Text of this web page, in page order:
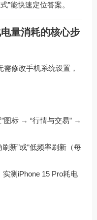
”能快速定位答案。
量消耗的核心步
修改手机系统设置，
图标 → “行情与交易” →
刷新”或“低频率刷新（每
实测iPhone 15 Pro耗电